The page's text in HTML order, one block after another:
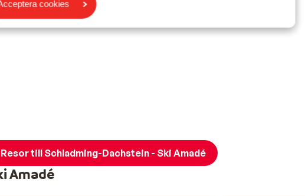
cookies
Resor till Schladming-Dachstein - Ski Amadé
Amadé